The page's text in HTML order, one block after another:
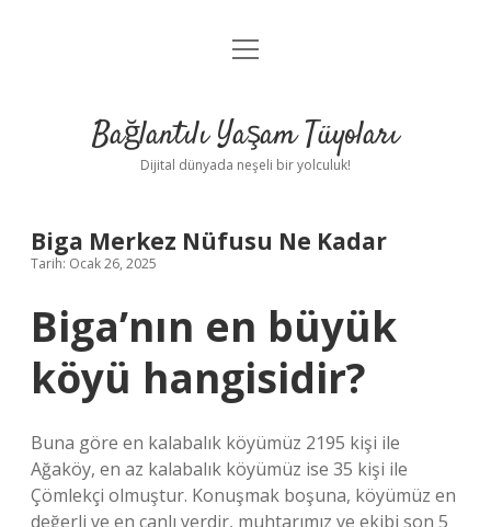
Anasayfa
Yasal Uyarı
menüyü
Bağlantılı Yaşam Tüyoları
Dijital dünyada neşeli bir yolculuk!
Biga Merkez Nüfusu Ne Kadar
Tarih: Ocak 26, 2025
Biga’nın en büyük
köyü hangisidir?
Buna göre en kalabalık köyümüz 2195 kişi ile
Ağaköy, en az kalabalık köyümüz ise 35 kişi ile
Çömlekçi olmuştur. Konuşmak boşuna, köyümüz en
değerli ve en canlı yerdir, muhtarımız ve ekibi son 5